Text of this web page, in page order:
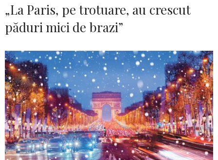
„La Paris, pe trotuare, au crescut
păduri mici de brazi”